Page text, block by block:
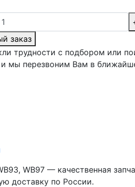
заказ
трудности с подбором или
и мы перезвоним Вам в
WB97 — качественная
доставку по России.